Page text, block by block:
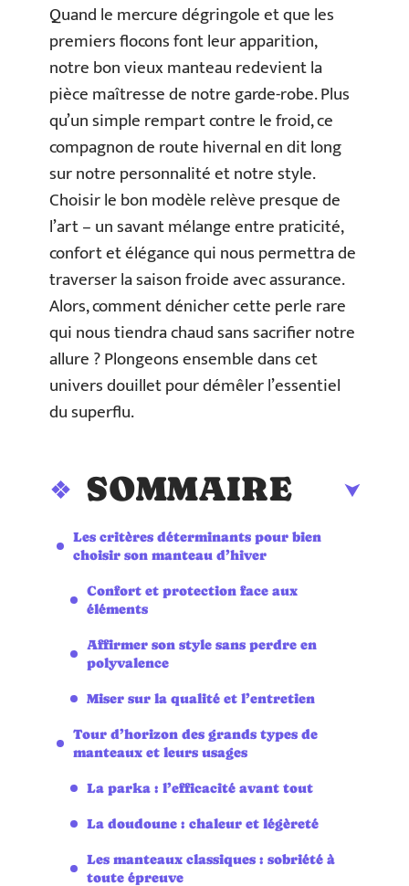
Quand le mercure dégringole et que les
premiers flocons font leur apparition,
notre bon vieux manteau redevient la
pièce maîtresse de notre garde-robe. Plus
qu’un simple rempart contre le froid, ce
compagnon de route hivernal en dit long
sur notre personnalité et notre style.
Choisir le bon modèle relève presque de
l’art – un savant mélange entre praticité,
confort et élégance qui nous permettra de
traverser la saison froide avec assurance.
Alors, comment dénicher cette perle rare
qui nous tiendra chaud sans sacrifier notre
allure ? Plongeons ensemble dans cet
univers douillet pour démêler l’essentiel
du superflu.
SOMMAIRE
Les critères déterminants pour bien
choisir son manteau d’hiver
Confort et protection face aux
éléments
Affirmer son style sans perdre en
polyvalence
Miser sur la qualité et l’entretien
Tour d’horizon des grands types de
manteaux et leurs usages
La parka : l’efficacité avant tout
La doudoune : chaleur et légèreté
Les manteaux classiques : sobriété à
toute épreuve